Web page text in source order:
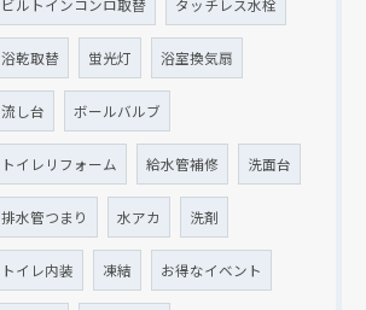
ビルトインコンロ取替 タッチレス水栓
浴乾取替 蛍光灯 浴室換気扇
流し台 ボールバルブ
トイレリフォーム 給水管補修 洗面台
排水管つまり 水アカ 洗剤
トイレ内装 凍結 お得なイベント